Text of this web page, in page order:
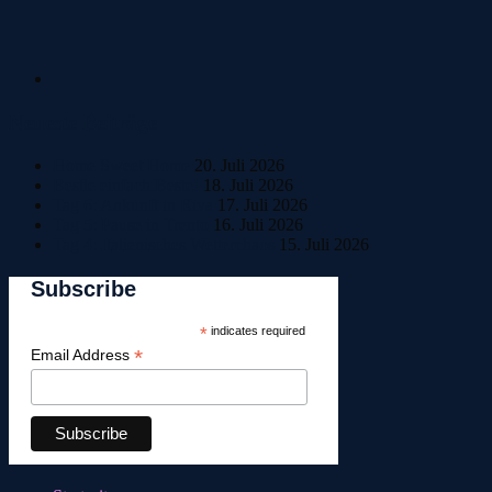
20. Juli 2026
18. Juli 2026
17. Juli 2026
16. Juli 2026
15. Juli 2026
Subscribe
*indicates required
Email Address *